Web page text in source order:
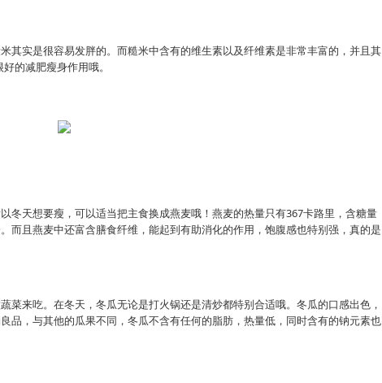
其实是很容易发胖的。而糙米中含有的维生素以及纤维素是非常丰富的，并且其
的减肥瘦身作用哦。
冬天想要瘦，可以适当把主食换成燕麦哦！燕麦的热量只有367卡路里，含糖量
而且燕麦中还富含膳食纤维，能起到有助消化的作用，饱腹感也特别强，真的是
菜来吃。在冬天，冬瓜无论是打火锅还是清炒都特别合适哦。冬瓜的口感出色，
品，与其他的瓜果不同，冬瓜不含有任何的脂肪，热量低，同时含有的钠元素也